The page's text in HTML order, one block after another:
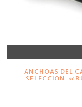
ANCHOAS DEL
SELECCION.